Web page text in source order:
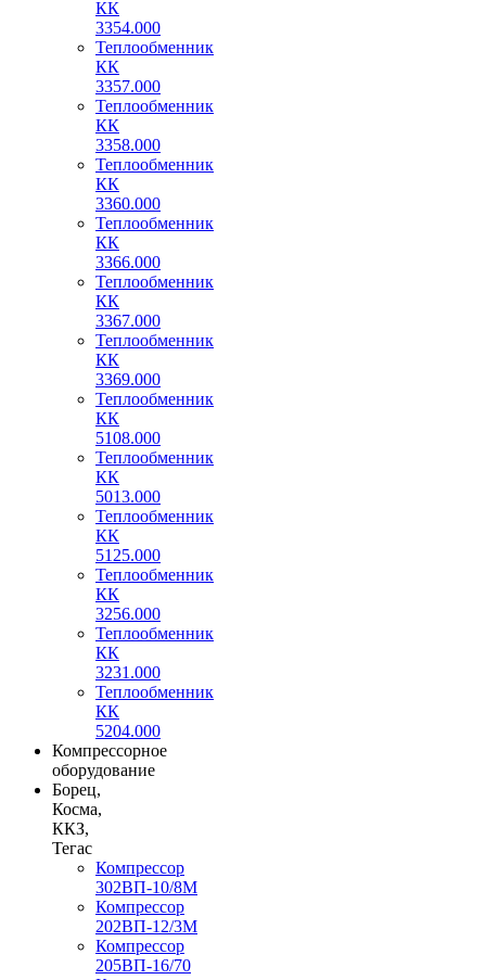
КК
3354.000
Теплообменник
КК
3357.000
Теплообменник
КК
3358.000
Теплообменник
КК
3360.000
Теплообменник
КК
3366.000
Теплообменник
КК
3367.000
Теплообменник
КК
3369.000
Теплообменник
КК
5108.000
Теплообменник
КК
5013.000
Теплообменник
КК
5125.000
Теплообменник
КК
3256.000
Теплообменник
КК
3231.000
Теплообменник
КК
5204.000
Компрессорное
оборудование
Борец,
Косма,
ККЗ,
Тегас
Компрессор
302ВП-10/8М
Компрессор
202ВП-12/3М
Компрессор
205ВП-16/70